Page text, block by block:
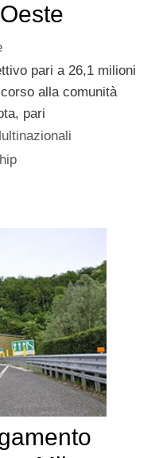
pari a 26,1 milioni
alla comunità
pari